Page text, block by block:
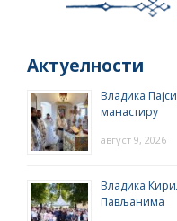
Актуелности
Владика
манастиру
август 9, 2026
Владика
Пављанима